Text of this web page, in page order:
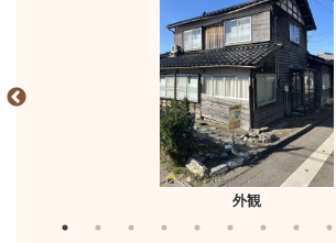
外観